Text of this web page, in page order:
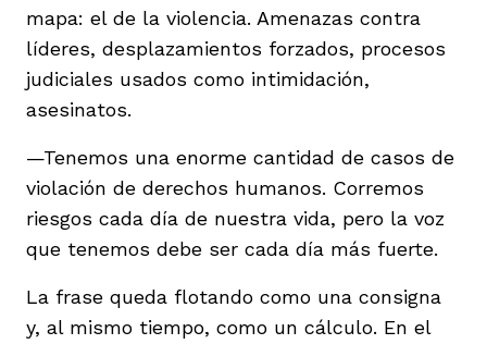
mapa: el de la violencia. Amenazas contra
líderes, desplazamientos forzados, procesos
judiciales usados como intimidación,
asesinatos.
—Tenemos una enorme cantidad de casos de
violación de derechos humanos. Corremos
riesgos cada día de nuestra vida, pero la voz
que tenemos debe ser cada día más fuerte.
La frase queda flotando como una consigna
y, al mismo tiempo, como un cálculo. En el